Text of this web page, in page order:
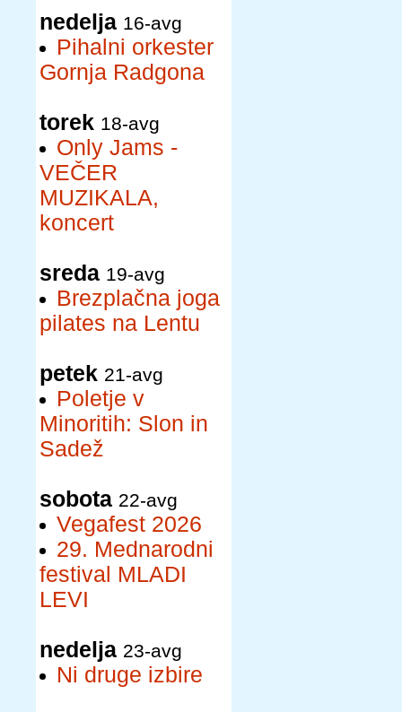
nedelja 16-avg
Pihalni orkester
Gornja Radgona
torek 18-avg
Only Jams -
VEČER
MUZIKALA,
koncert
sreda 19-avg
Brezplačna joga
pilates na Lentu
petek 21-avg
Poletje v
Minoritih: Slon in
Sadež
sobota 22-avg
Vegafest 2026
29. Mednarodni
festival MLADI
LEVI
nedelja 23-avg
Ni druge izbire